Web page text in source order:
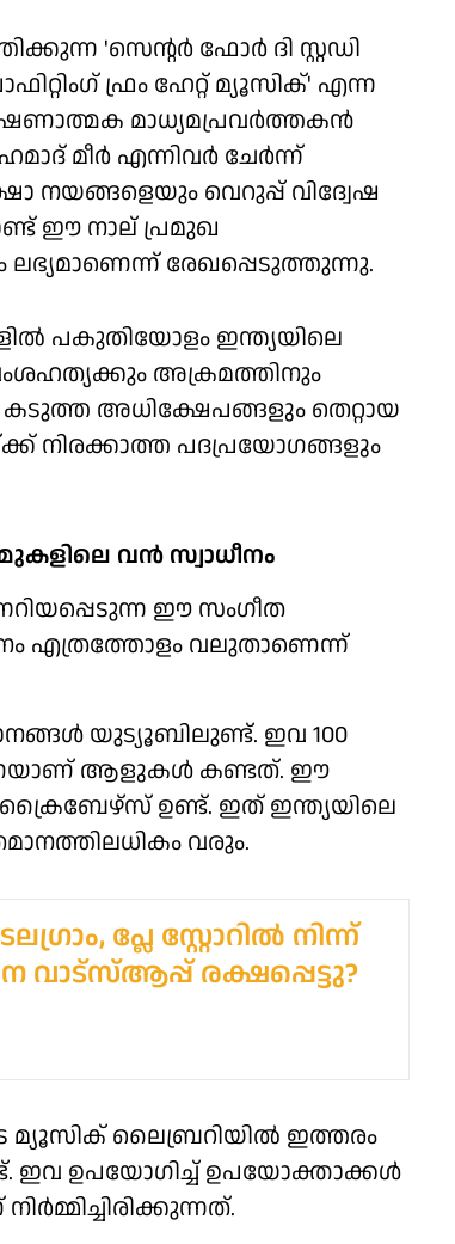
'സെന്റര്‍ ഫോര്‍ ദി സ്റ്റഡി
ഫ്രം ഹേറ്റ് മ്യൂസിക്' എന്ന
മാധ്യമപ്രവര്‍ത്തകന്‍
മീര്‍ എന്നിവര്‍ ചേര്‍ന്ന്
നയങ്ങളെയും വെറുപ്പ് വിദ്വേഷ
ഈ നാല് പ്രമുഖ
ലഭ്യമാണെന്ന് രേഖപ്പെടുത്തുന്നു.
പകുതിയോളം ഇന്ത്യയിലെ
അക്രമത്തിനും
അധിക്ഷേപങ്ങളും തെറ്റായ
നിരക്കാത്ത പദപ്രയോഗങ്ങളും
വന്‍ സ്വാധീനം
ഈ സംഗീത
എത്രത്തോളം വലുതാണെന്ന്
യുട്യൂബിലുണ്ട്. ഇവ 100
തവണയാണ് ആളുകള്‍ കണ്ടത്. ഈ
ഉണ്ട്. ഇത് ഇന്ത്യയിലെ
വരും.
പ്ലേ സ്റ്റോറിൽ നിന്ന്
വാട്സ്ആപ്പ് രക്ഷപ്പെട്ടു?
മ്യൂസിക് ലൈബ്രറിയില്‍ ഇത്തരം
ഇവ ഉപയോഗിച്ച് ഉപയോക്താക്കള്‍